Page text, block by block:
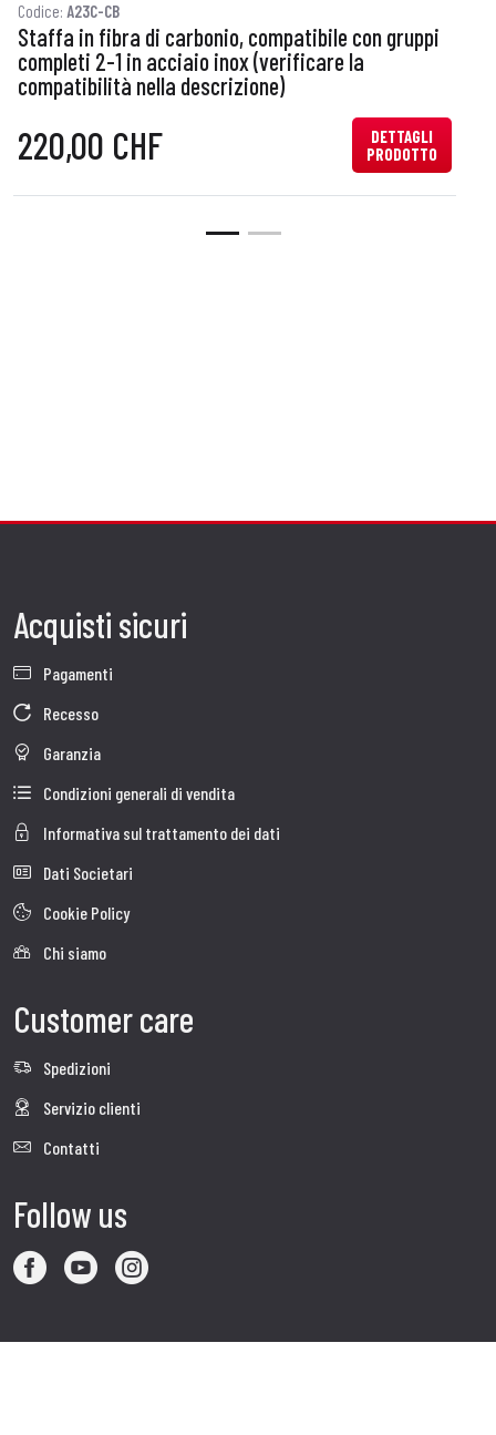
Codice: A23C-CB
Staffa in fibra di carbonio, compatibile con gruppi
completi 2-1 in acciaio inox (verificare la
compatibilità nella descrizione)
220,00 CHF
DETTAGLI
PRODOTTO
Acquisti sicuri
Pagamenti
Recesso
Garanzia
Condizioni generali di vendita
Informativa sul trattamento dei dati
Dati Societari
Cookie Policy
Chi siamo
Customer care
Spedizioni
Servizio clienti
Contatti
Follow us